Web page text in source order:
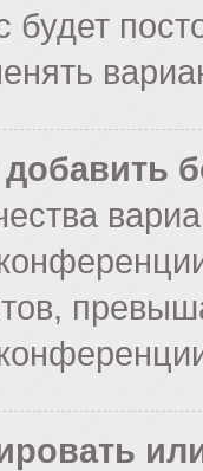
будет